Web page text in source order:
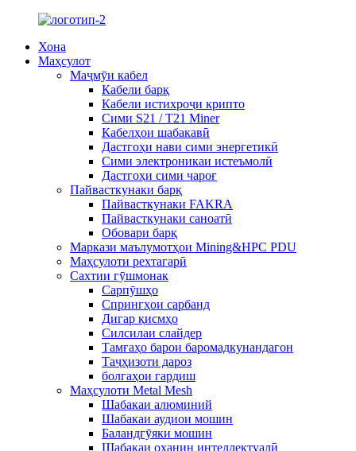
Хона
Маҳсулот
Маҷмӯи кабел
Кабели барқ
Кабели истихроҷи крипто
Сими S21 / T21 Miner
Кабелҳои шабакавӣ
Дастгоҳи нави сими энергетикӣ
Сими электроникаи истеъмолӣ
Дастгоҳи сими чароғ
Пайвасткунаки барқ
Пайвасткунаки FAKRA
Пайвасткунаки саноатӣ
Обовари барқ
Маркази маълумотҳои Mining&HPC PDU
Маҳсулоти рехтагарӣ
Сахтии гӯшмонак
Сарпӯшҳо
Спрингҳои сарбанд
Дигар қисмҳо
Силсилаи слайдер
Тамғаҳо барои баромадкунандагон
Таҷҳизоти дароз
болгаҳои гардиш
Маҳсулоти Metal Mesh
Шабакаи алюминий
Шабакаи аудиои мошин
Баландгӯяки мошин
Шабакаи оҳанин интеллектуалӣ